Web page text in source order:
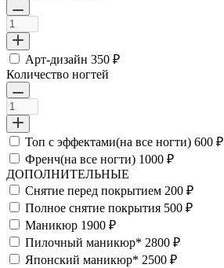
Арт-дизайн 350 ₽
Количество ногтей
Топ с эффектами(на все ногти) 600 ₽
Френч(на все ногти) 1000 ₽
ДОПОЛНИТЕЛЬНЫЕ
Снятие перед покрытием 200 ₽
Полное снятие покрытия 500 ₽
Маникюр 1900 ₽
Пилочный маникюр* 2800 ₽
Японский маникюр* 2500 ₽